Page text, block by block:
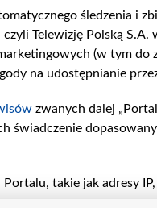
śledzenia i
Telewizję Polską S.A.
(w tym do
na udostępnianie
zwanych dalej
Portalu, takie jak adresy
odwiedzin będą